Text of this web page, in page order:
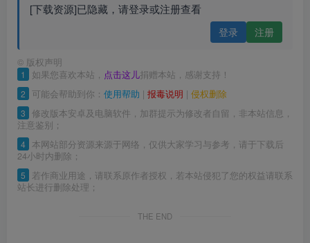
[下载资源]已隐藏，请登录或注册查看
登录 注册
© 版权声明
1 如果您喜欢本站， 点击这儿捐赠本站，感谢支持！
2 可能会帮助到你： 使用帮助 | 报毒说明 | 侵权删除
3 修改版本安卓及电脑软件，加群提示为修改者自留，非本站信息，
注意鉴别；
4 本网站部分资源来源于网络，仅供大家学习与参考，请于下载后
24小时内删除；
5
若作商业用途，请联系原作者授权，若本站侵犯了您的权益请联系
站长进行删除处理；
THE END